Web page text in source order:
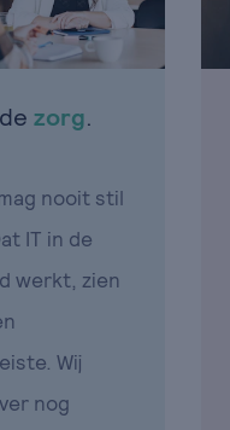
zorg.
nooit stil
IT in de
werkt, zien
Wij
nog